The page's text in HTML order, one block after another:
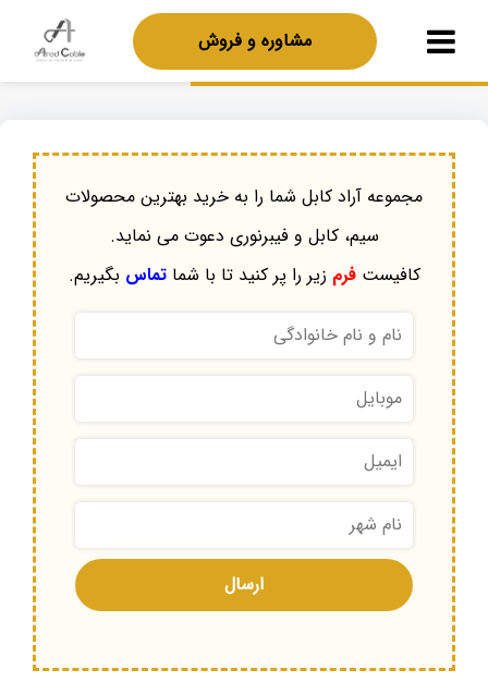
مشاوره و فروش
مجموعه آراد کابل شما را به خرید بهترین محصولات
سیم، کابل و فیبرنوری دعوت می نماید.
کافیستفرم زیر را پر کنید تا با شماتماس بگیریم.